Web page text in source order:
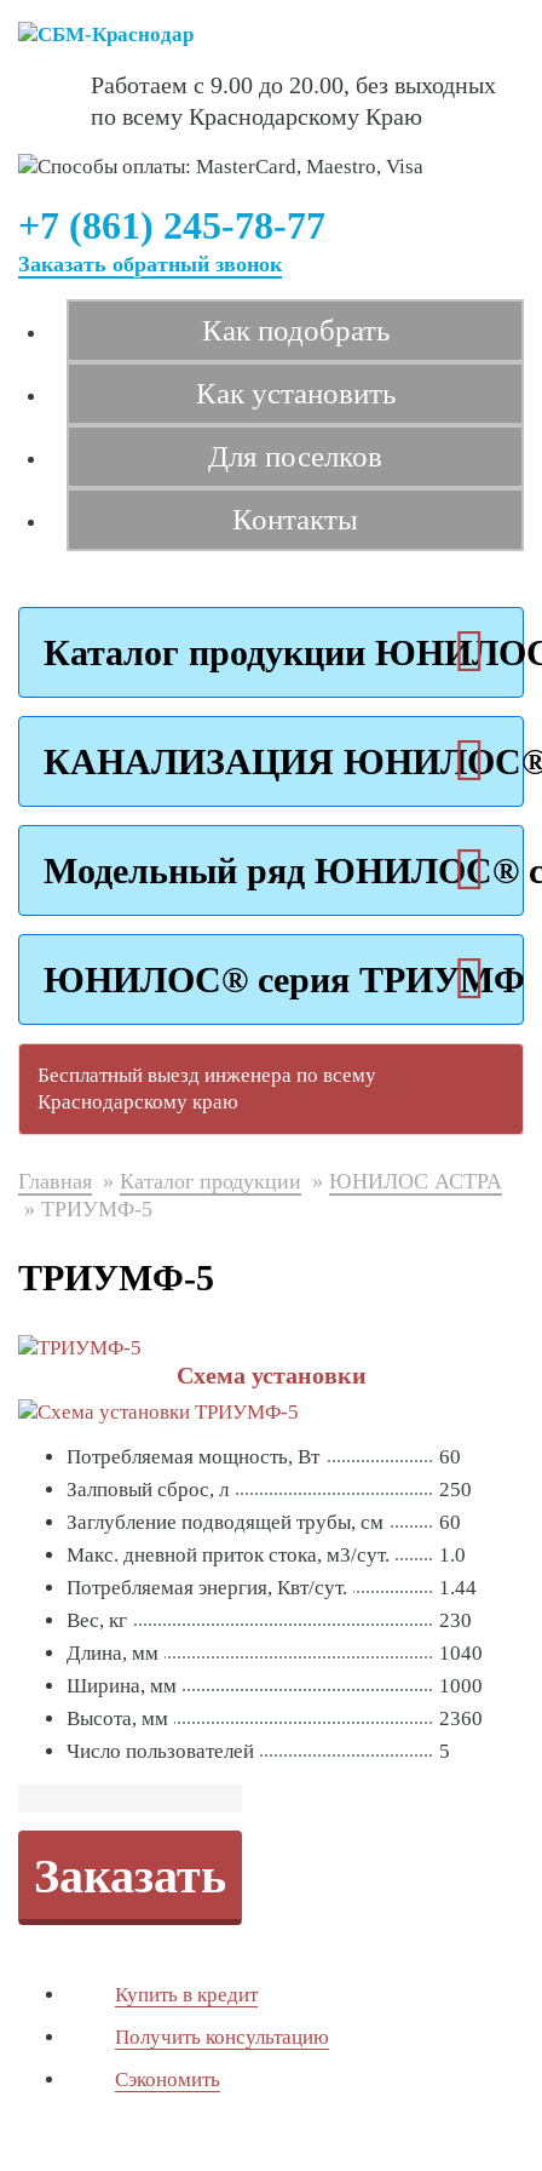
Работаем с 9.00 до 20.00, без выходных
по всему Краснодарскому Краю
+7 (861) 245-78-77
Заказать обратный звонок
Как подобрать
Как установить
Для поселков
Контакты
Каталог продукции
КАНАЛИЗАЦИЯ ЮНИЛОС®
Модельный ряд ЮНИЛОС®
ЮНИЛОС® серия ТРИУМФ
Бесплатный выезд инженера по всему
Краснодарскому краю
Главная Каталог продукции
ЮНИЛОС АСТРА
ТРИУМФ-5
ТРИУМФ-5
Схема установки
Потребляемая мощность, Вт
60
Залповый сброс, л
250
Заглубление подводящей трубы, см
60
Макс. дневной приток стока, м3/сут.
1.0
Потребляемая энергия, Квт/сут.
1.44
Вес, кг
230
Длина, мм
1040
Ширина, мм
1000
Высота, мм
2360
Число пользователей
5
Заказать
Купить в кредит
Получить консультацию
Сэкономить